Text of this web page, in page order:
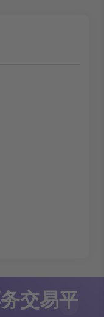
交易平